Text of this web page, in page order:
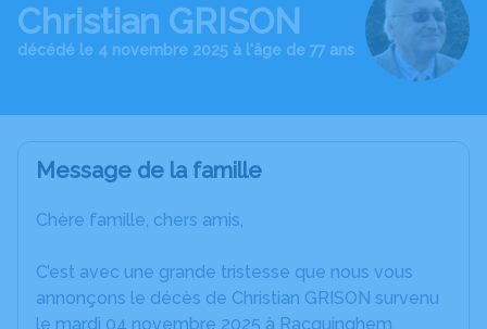
Christian GRISON
décédé le 4 novembre 2025 à l'âge de 77 ans
Message de la famille
Chère famille, chers amis,
C’est avec une grande tristesse que nous vous
annonçons le décès de Christian GRISON survenu
le mardi 04 novembre 2025 à Racquinghem.